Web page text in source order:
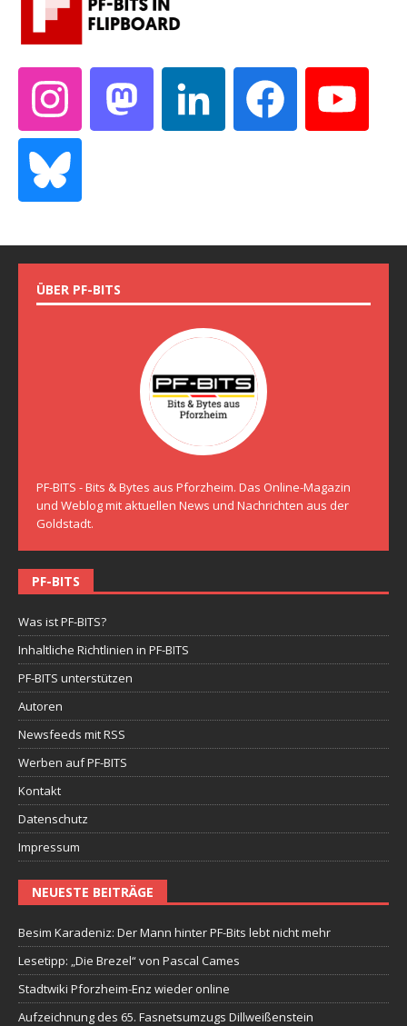
ÜBER PF-BITS
PF-BITS - Bits & Bytes aus Pforzheim. Das Online-Magazin
und Weblog mit aktuellen News und Nachrichten aus der
Goldstadt.
PF-BITS
Was ist PF-BITS?
Inhaltliche Richtlinien in PF-BITS
PF-BITS unterstützen
Autoren
Newsfeeds mit RSS
Werben auf PF-BITS
Kontakt
Datenschutz
Impressum
NEUESTE BEITRÄGE
Besim Karadeniz: Der Mann hinter PF-Bits lebt nicht mehr
Lesetipp: „Die Brezel“ von Pascal Cames
Stadtwiki Pforzheim-Enz wieder online
Aufzeichnung des 65. Fasnetsumzugs Dillweißenstein